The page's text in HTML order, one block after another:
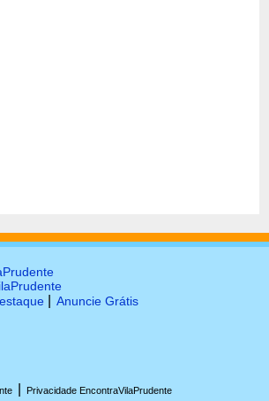
Anuncie Grátis
Privacidade EncontraVilaPrudente